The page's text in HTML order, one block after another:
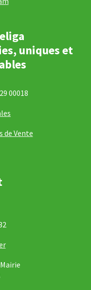
uniques et
00018
de Vente